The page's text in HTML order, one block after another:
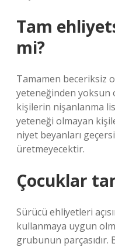
Tam
mi?
Tamamen beceriksiz
yeteneğinden yoksun
kişilerin nişanlanma
yeteneği olmayan
niyet beyanları
üretmeyecektir.
Çocuklar
Sürücü ehliyetleri
kullanmaya uygun
grubunun parçasıdır.